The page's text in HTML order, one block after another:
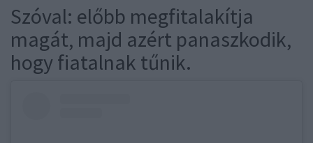
Szóval: előbb megfitalakítja
magát, majd azért panaszkodik,
hogy fiatalnak tűnik.